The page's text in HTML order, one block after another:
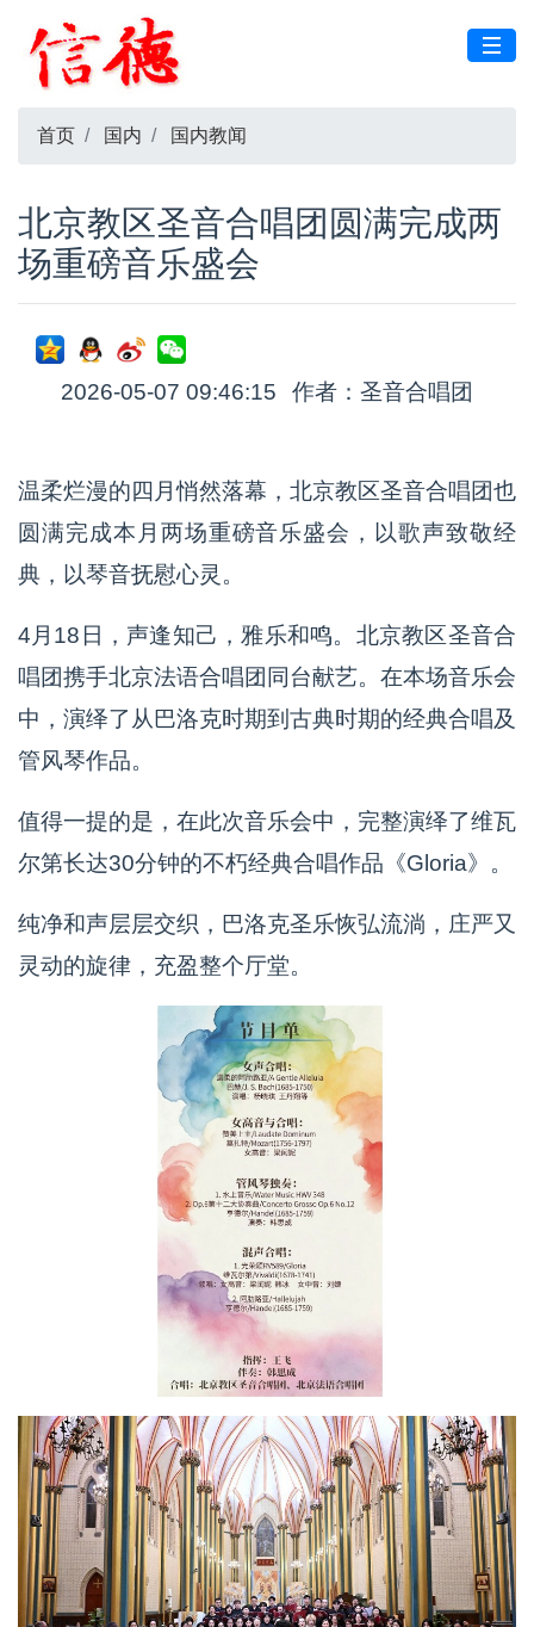
首页 国内 国内教闻
北京教区圣音合唱团圆满完成两
场重磅音乐盛会
2026-05-07 09:46:15 作者：圣音合唱团
温柔烂漫的四月悄然落幕，北京教区圣音合唱团也
圆满完成本月两场重磅音乐盛会，以歌声致敬经
典，以琴音抚慰心灵。
4月18日，声逢知己，雅乐和鸣。北京教区圣音合
唱团携手北京法语合唱团同台献艺。在本场音乐会
中，演绎了从巴洛克时期到古典时期的经典合唱及
管风琴作品。
值得一提的是，在此次音乐会中，完整演绎了维瓦
尔第长达30分钟的不朽经典合唱作品《Gloria》。
纯净和声层层交织，巴洛克圣乐恢弘流淌，庄严又
灵动的旋律，充盈整个厅堂。